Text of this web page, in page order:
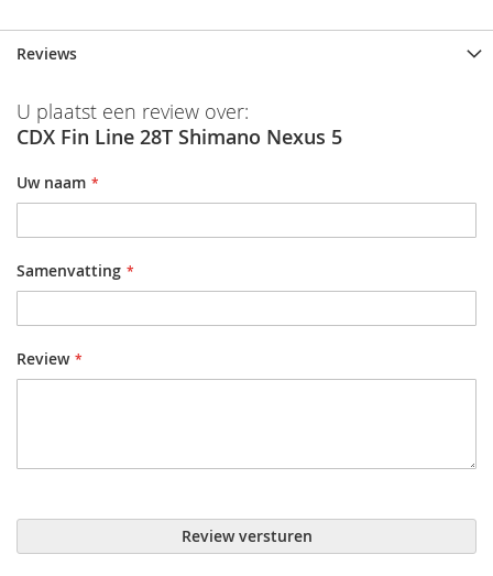
Reviews
U plaatst een review over:
CDX Fin Line 28T Shimano Nexus 5
Uw naam
Samenvatting
Review
Review versturen